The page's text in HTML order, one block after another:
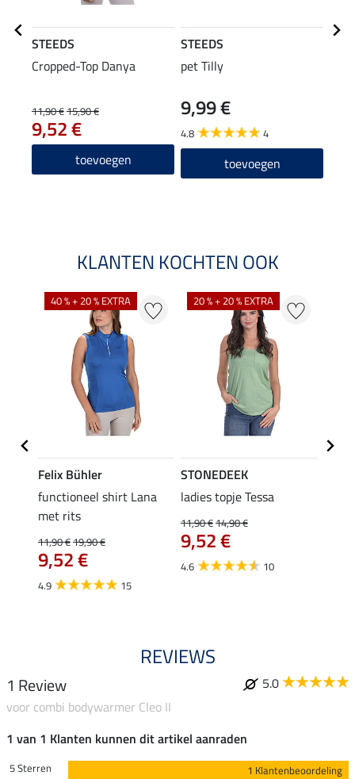
STEEDS
Cropped-Top Danya
11,90 €15,90 €
9,52 €
toevoegen
STEEDS
pet Tilly
9,99 €
4.8 4
toevoegen
KLANTEN KOCHTEN OOK
40 % + 20 % EXTRA
Felix Bühler
functioneel shirt Lana
met rits
11,90 €19,90 €
9,52 €
4.9 15
20 % + 20 % EXTRA
STONEDEEK
ladies topje Tessa
11,90 €14,90 €
9,52 €
4.6 10
REVIEWS
1 Review
5.0
voor combi bodywarmer Cleo II
1 van 1 Klanten kunnen dit artikel aanraden
5 Sterren
1 Klantenbeoordeling